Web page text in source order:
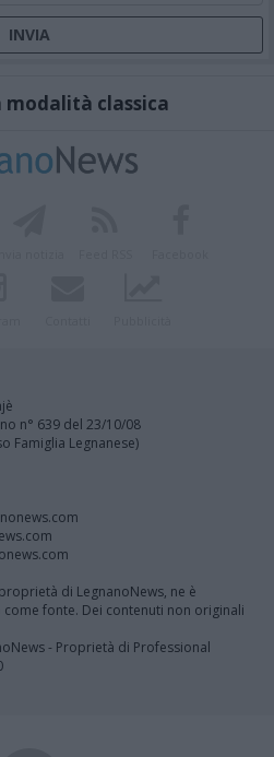
modalità classica
n° 639 del 23/10/08
Famiglia Legnanese)
di LegnanoNews, ne è
fonte. Dei contenuti non originali
- Proprietà di Professional